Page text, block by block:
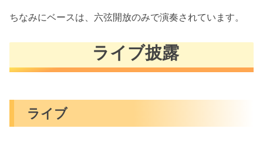
ちなみにベースは、六弦開放のみで演奏されています。
ライブ披露
ライブ